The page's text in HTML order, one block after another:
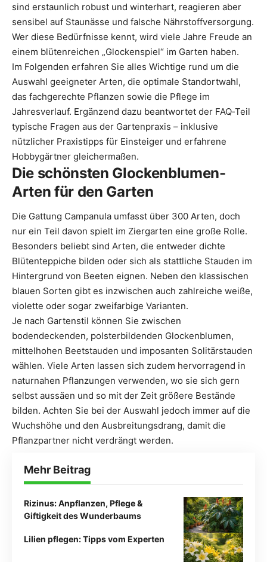
sind erstaunlich robust und winterhart, reagieren aber
sensibel auf Staunässe und falsche Nährstoffversorgung.
Wer diese Bedürfnisse kennt, wird viele Jahre Freude an
einem blütenreichen „Glockenspiel“ im Garten haben.
Im Folgenden erfahren Sie alles Wichtige rund um die
Auswahl geeigneter Arten, die optimale Standortwahl,
das fachgerechte Pflanzen sowie die Pflege im
Jahresverlauf. Ergänzend dazu beantwortet der FAQ‑Teil
typische Fragen aus der Gartenpraxis – inklusive
nützlicher Praxistipps für Einsteiger und erfahrene
Hobbygärtner gleichermaßen.
Die schönsten Glockenblumen-
Arten für den Garten
Die Gattung Campanula umfasst über 300 Arten, doch
nur ein Teil davon spielt im Ziergarten eine große Rolle.
Besonders beliebt sind Arten, die entweder dichte
Blütenteppiche bilden oder sich als stattliche Stauden im
Hintergrund von Beeten eignen. Neben den klassischen
blauen Sorten gibt es inzwischen auch zahlreiche weiße,
violette oder sogar zweifarbige Varianten.
Je nach Gartenstil können Sie zwischen
bodendeckenden, polsterbildenden Glockenblumen,
mittelhohen Beetstauden und imposanten Solitärstauden
wählen. Viele Arten lassen sich zudem hervorragend in
naturnahen Pflanzungen verwenden, wo sie sich gern
selbst aussäen und so mit der Zeit größere Bestände
bilden. Achten Sie bei der Auswahl jedoch immer auf die
Wuchshöhe und den Ausbreitungsdrang, damit die
Pflanzpartner nicht verdrängt werden.
Mehr Beitrag
Rizinus: Anpflanzen, Pflege &
Giftigkeit des Wunderbaums
Lilien pflegen: Tipps vom Experten